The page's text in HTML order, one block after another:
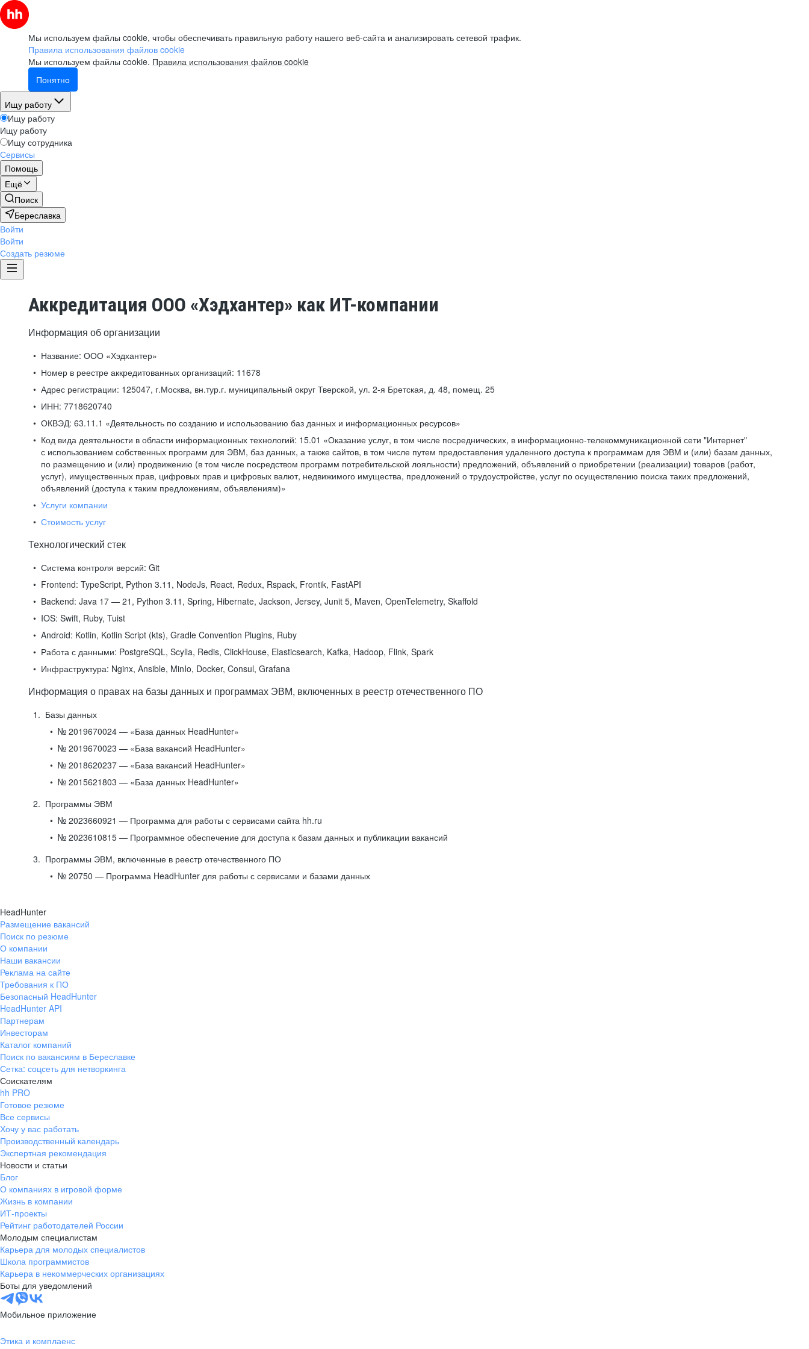
Мы используем файлы cookie, чтобы обеспечивать правильную работу нашего веб-сайта и анализировать сетевой трафик.
Правила использования файлов cookie
Мы используем файлы cookie. Правила использования файлов cookie
Понятно
Ищу работу
Ищу работу
Ищу работу
Ищу сотрудника
Сервисы
Помощь
Ещё
Поиск
Береславка
Войти
Войти
Создать резюме
Аккредитация ООО «Хэдхантер» как ИТ-компании
Информация об организации
Название: ООО «Хэдхантер»
Номер в реестре аккредитованных организаций: 11678
Адрес регистрации: 125047, г.Москва, вн.тур.г. муниципальный округ Тверской, ул. 2-я Бретская, д. 48, помещ. 25
ИНН: 7718620740
ОКВЭД: 63.11.1 «Деятельность по созданию и использованию баз данных и информационных ресурсов»
Код вида деятельности в области информационных технологий: 15.01 «Оказание услуг, в том числе посреднических, в информационно-телекоммуникационной сети "Интернет"
с использованием собственных программ для ЭВМ, баз данных, а также сайтов, в том числе путем предоставления удаленного доступа к программам для ЭВМ и (или) базам данных,
по размещению и (или) продвижению (в том числе посредством программ потребительской лояльности) предложений, объявлений о приобретении (реализации) товаров (работ,
услуг), имущественных прав, цифровых прав и цифровых валют, недвижимого имущества, предложений о трудоустройстве, услуг по осуществлению поиска таких предложений,
объявлений (доступа к таким предложениям, объявлениям)»
Услуги компании
Стоимость услуг
Технологический стек
Система контроля версий: Git
Frontend: TypeScript, Python 3.11, NodeJs, React, Redux, Rspack, Frontik, FastAPI
Backend: Java 17 — 21, Python 3.11, Spring, Hibernate, Jackson, Jersey, Junit 5, Maven, OpenTelemetry, Skaffold
IOS: Swift, Ruby, Tuist
Android: Kotlin, Kotlin Script (kts), Gradle Convention Plugins, Ruby
Работа с данными: PostgreSQL, Scylla, Redis, ClickHouse, Elasticsearch, Kafka, Hadoop, Flink, Spark
Инфраструктура: Nginx, Ansible, MinIo, Docker, Consul, Grafana
Информация о правах на базы данных и программах ЭВМ, включенных в реестр отечественного ПО
Базы данных
№ 2019670024 — «База данных HeadHunter»
№ 2019670023 — «База вакансий HeadHunter»
№ 2018620237 — «База вакансий HeadHunter»
№ 2015621803 — «База данных HeadHunter»
Программы ЭВМ
№ 2023660921 — Программа для работы с сервисами сайта hh.ru
№ 2023610815 — Программное обеспечение для доступа к базам данных и публикации вакансий
Программы ЭВМ, включенные в реестр отечественного ПО
№ 20750 — Программа HeadHunter для работы с сервисами и базами данных
HeadHunter
Размещение вакансий
Поиск по резюме
О компании
Наши вакансии
Реклама на сайте
Требования к ПО
Безопасный HeadHunter
HeadHunter API
Партнерам
Инвесторам
Каталог компаний
Поиск по вакансиям в Береславке
Сетка: соцсеть для нетворкинга
Соискателям
hh PRO
Готовое резюме
Все сервисы
Хочу у вас работать
Производственный календарь
Экспертная рекомендация
Новости и статьи
Блог
О компаниях в игровой форме
Жизнь в компании
ИТ-проекты
Рейтинг работодателей России
Молодым специалистам
Карьера для молодых специалистов
Школа программистов
Карьера в некоммерческих организациях
Боты для уведомлений
Мобильное приложение
Этика и комплаенс